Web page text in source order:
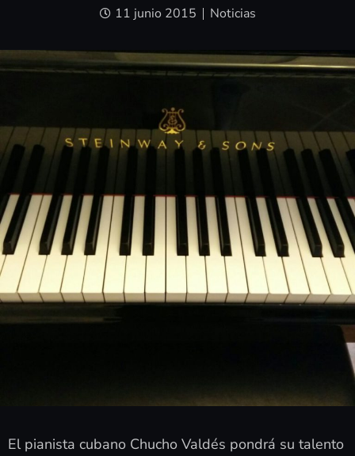
11 junio 2015 Noticias
El pianista cubano Chucho Valdés pondrá su talento